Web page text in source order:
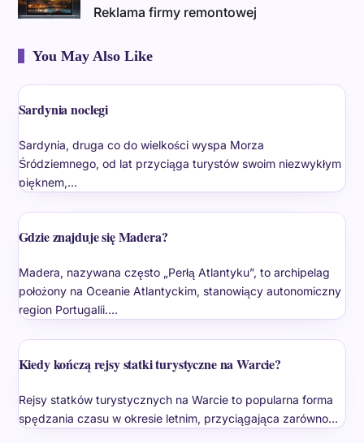
Reklama firmy remontowej
You May Also Like
Sardynia noclegi
Sardynia, druga co do wielkości wyspa Morza
Śródziemnego, od lat przyciąga turystów swoim niezwykłym
pięknem,…
Gdzie znajduje się Madera?
Madera, nazywana często „Perłą Atlantyku”, to archipelag
położony na Oceanie Atlantyckim, stanowiący autonomiczny
region Portugalii.…
Kiedy kończą rejsy statki turystyczne na Warcie?
Rejsy statków turystycznych na Warcie to popularna forma
spędzania czasu w okresie letnim, przyciągająca zarówno…